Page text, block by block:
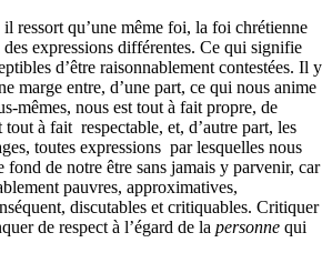
ressort qu’une même foi, la foi chrétienne
expressions différentes. Ce qui signifie
d’être raisonnablement contestées. Il y
marge entre, d’une part, ce qui nous anime
mêmes, nous est tout à fait propre, de
tout à fait respectable, et, d’autre part, les
toutes expressions par lesquelles nous
fond de notre être sans jamais y parvenir, car
pauvres, approximatives,
discutables et critiquables. Critiquer
de respect à l’égard de la personne qui